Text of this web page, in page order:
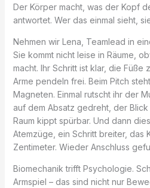
Der Körper macht, was der Kopf
antwortet. Wer das einmal sieht,
Nehmen wir Lena, Teamlead in
Sie kommt nicht leise in Räume,
macht. Ihr Schritt ist klar, die
Arme pendeln frei. Beim Pitch
Magneten. Einmal rutscht ihr der
auf dem Absatz gedreht, der Blick
Raum kippt spürbar. Und dann
Atemzüge, ein Schritt breiter, das
Zentimeter. Wieder Anschluss
Biomechanik trifft Psychologie.
Armspiel – das sind nicht nur